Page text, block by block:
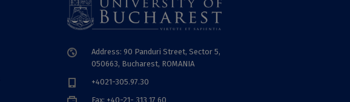
Address: 90 Panduri Street, Sector 5,
050663, Bucharest, ROMANIA
+4021-305.97.30
Fax: +40-21- 313 17 60